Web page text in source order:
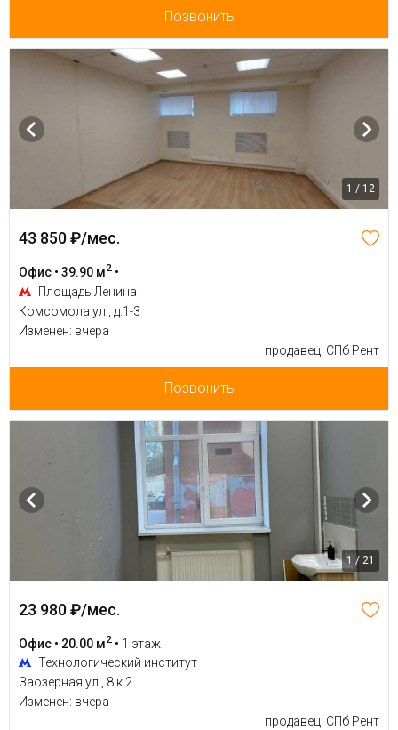
Позвонить
1 / 12
43 850 ₽/мес.
Офис • 39.90 м2 •
Площадь Ленина
Комсомола ул., д.1-3
Изменен: вчера
продавец: СПб Рент
Позвонить
1 / 21
23 980 ₽/мес.
Офис • 20.00 м2 • 1 этаж
Технологический институт
Заозерная ул., 8 к.2
Изменен: вчера
продавец: СПб Рент